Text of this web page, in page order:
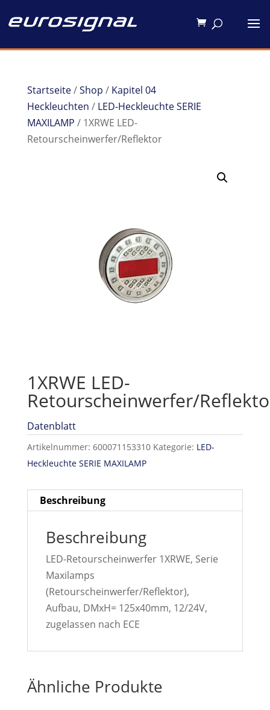
Startseite/Shop / Kapitel 04
Heckleuchten / LED-Heckleuchte SERIE
MAXILAMP / 1XRWE LED-
Retourscheinwerfer/Reflektor
1XRWE LED-
Retourscheinwerfer/
Datenblatt
Artikelnummer: 600071153310 Kategorie: LED-
Heckleuchte SERIE MAXILAMP
Beschreibung
Beschreibung
LED-Retourscheinwerfer 1XRWE, Serie
Maxilamps
(Retourscheinwerfer/Reflektor),
Aufbau, DMxH= 125x40mm, 12/24V,
zugelassen nach ECE
Ähnliche Produkte